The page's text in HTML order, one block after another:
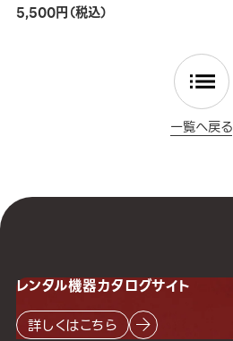
5,500円（税込）
一覧へ戻る
レンタル機器カタログサイト
詳しくはこちら